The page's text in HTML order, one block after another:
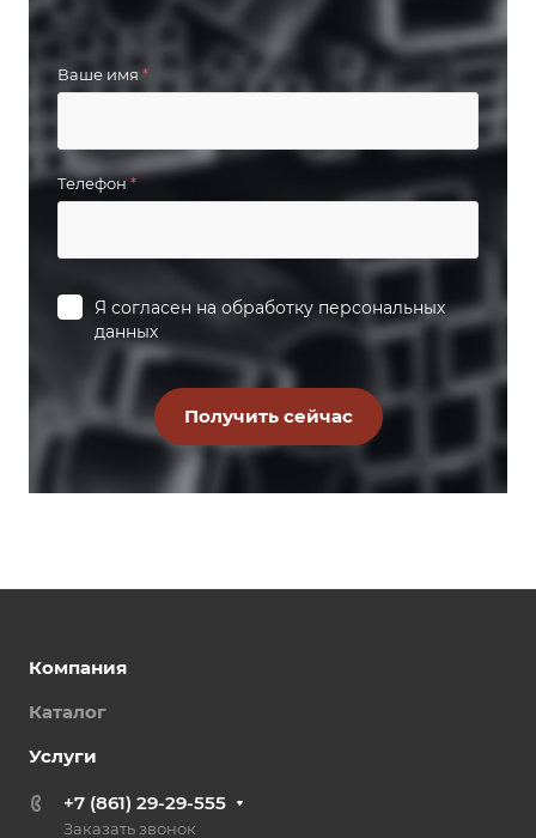
Ваше имя *
Телефон*
Я согласен на обработку персональных
данных
Компания
Каталог
Услуги
+7 (861) 29-29-555
Заказать звонок